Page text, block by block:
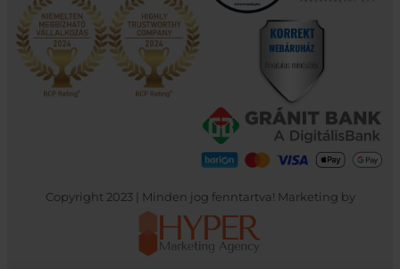
Copyright 2023 | Minden jog fenntartva! Marketing by